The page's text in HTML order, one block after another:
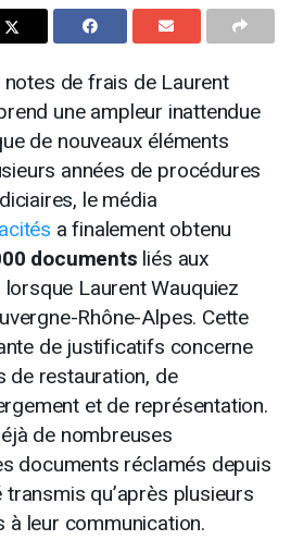
de frais de Laurent
une ampleur inattendue
de nouveaux éléments
années de procédures
le média
a finalement obtenu
documents liés aux
Laurent Wauquiez
Rhône-Alpes. Cette
de justificatifs concerne
de restauration, de
et de représentation.
de nombreuses
documents réclamés depuis
transmis qu’après plusieurs
leur communication.